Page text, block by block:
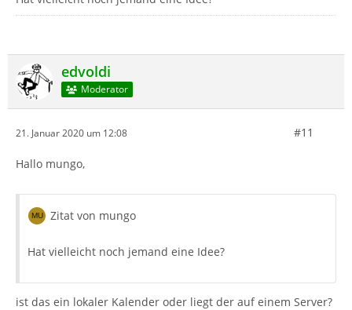
edvoldi
Moderator
21. Januar 2020 um 12:08 #11
Hallo mungo,
Zitat von mungo
Hat vielleicht noch jemand eine Idee?
ist das ein lokaler Kalender oder liegt der auf einem Server?